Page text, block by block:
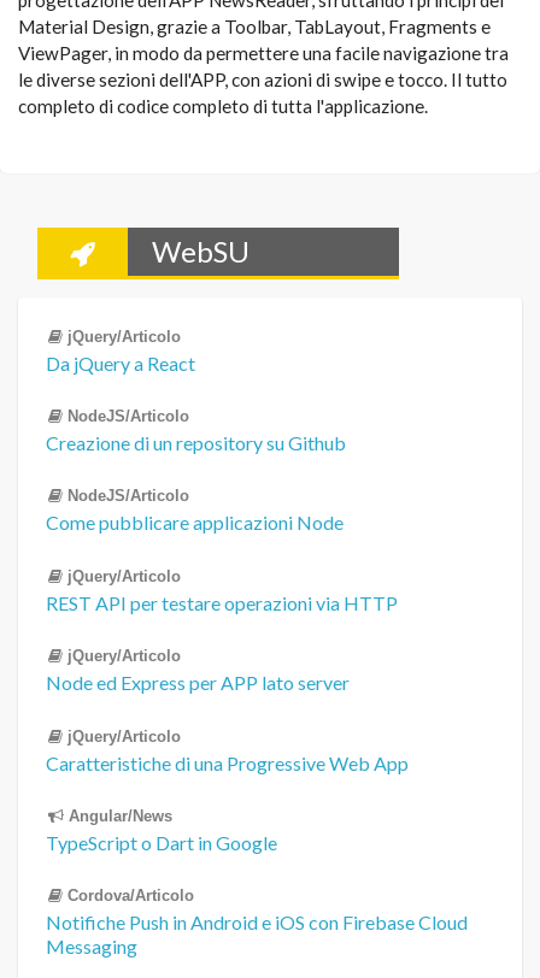
Material Design, grazie a Toolbar, TabLayout, Fragments e
ViewPager, in modo da permettere una facile navigazione tra
le diverse sezioni dell'APP, con azioni di swipe e tocco. Il tutto
completo di codice completo di tutta l'applicazione.
WebSU
jQuery/Articolo
Da jQuery a React
NodeJS/Articolo
Creazione di un repository su Github
NodeJS/Articolo
Come pubblicare applicazioni Node
jQuery/Articolo
REST API per testare operazioni via HTTP
jQuery/Articolo
Node ed Express per APP lato server
jQuery/Articolo
Caratteristiche di una Progressive Web App
Angular/News
TypeScript o Dart in Google
Cordova/Articolo
Notifiche Push in Android e iOS con Firebase Cloud
Messaging